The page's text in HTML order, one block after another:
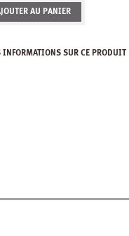
AU PANIER
INFORMATIONS SUR CE PRODUIT